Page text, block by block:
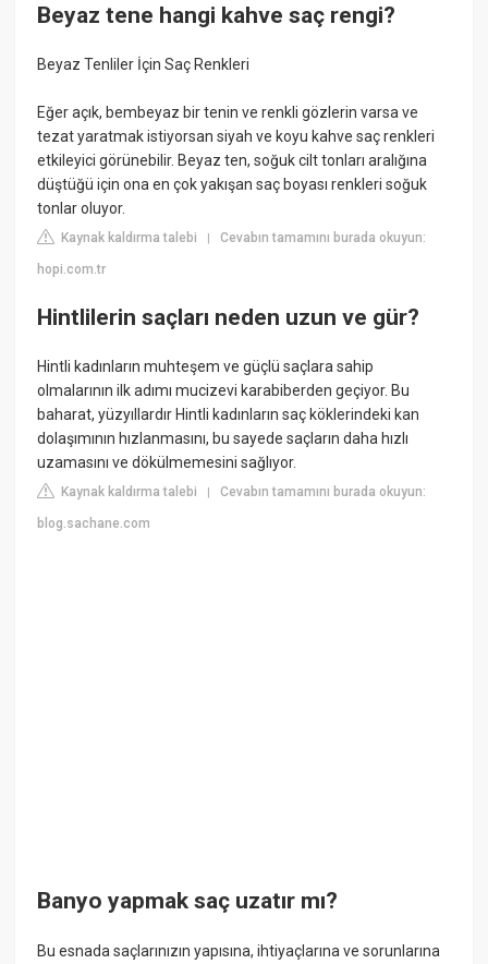
Beyaz tene hangi kahve saç rengi?
Beyaz Tenliler İçin Saç Renkleri
Eğer açık, bembeyaz bir tenin ve renkli gözlerin varsa ve
tezat yaratmak istiyorsan siyah ve koyu kahve saç renkleri
etkileyici görünebilir. Beyaz ten, soğuk cilt tonları aralığına
düştüğü için ona en çok yakışan saç boyası renkleri soğuk
tonlar oluyor.
Kaynak kaldırma talebi |Cevabın tamamını burada okuyun:
hopi.com.tr
Hintlilerin saçları neden uzun ve gür?
Hintli kadınların muhteşem ve güçlü saçlara sahip
olmalarının ilk adımı mucizevi karabiberden geçiyor. Bu
baharat, yüzyıllardır Hintli kadınların saç köklerindeki kan
dolaşımının hızlanmasını, bu sayede saçların daha hızlı
uzamasını ve dökülmemesini sağlıyor.
Kaynak kaldırma talebi |Cevabın tamamını burada okuyun:
blog.sachane.com
Banyo yapmak saç uzatır mı?
Bu esnada saçlarınızın yapısına, ihtiyaçlarına ve sorunlarına